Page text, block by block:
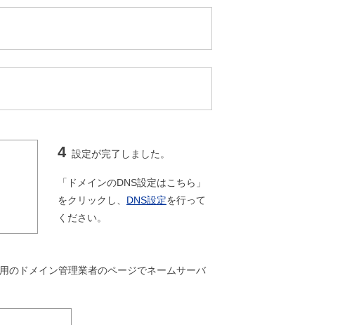
4 設定が完了しました。
「ドメインのDNS設定はこちら」
をクリックし、 DNS設定を行って
ください。
のドメイン管理業者のページでネームサーバ